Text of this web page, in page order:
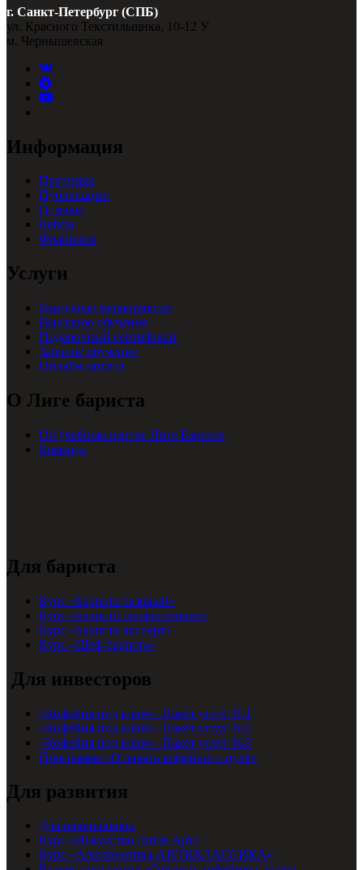
г. Санкт-Петербург (СПБ)
ул. Красного Текстильщика, 10-12 У
м. Чернышевская
Информация
Партнеры
Публикации
Отзывы
Кейсы
Франшиза
Услуги
Выездные мероприятия
Выездное обучение
Подарочный сертификат
Заочное обучение
Онлайн-оплата
О Лиге бариста
Об учебном центре Лиге Бариста
Команда
Для бариста
Курс «Бариста базовый»
Курс «Бариста профессионал»
Курс «Бариста эксперт»
Курс «Шеф-бариста»
Для инвесторов
«Кофейня под ключ». Пакет услуг №1
«Кофейня под ключ». Пакет услуг №2
«Кофейня под ключ». Пакет услуг №3
Программа «Открыть кофейню с нуля»
Для развития
Для начинающих
Курс «Искусство Латте Арт»
Курс «Альтернатива-АНТИКЛАССИКА»